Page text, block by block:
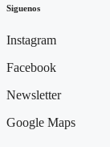
Siguenos
Instagram
Facebook
Newsletter
Google Maps